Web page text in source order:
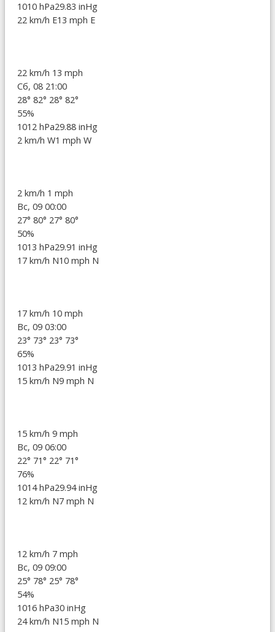
1010 hPa29.83 inHg
22 km/h E13 mph E
22 km/h 13 mph
Сб, 08 21:00
28° 82° 28° 82°
55%
1012 hPa29.88 inHg
2 km/h W1 mph W
2 km/h 1 mph
Вс, 09 00:00
27° 80° 27° 80°
50%
1013 hPa29.91 inHg
17 km/h N10 mph N
17 km/h 10 mph
Вс, 09 03:00
23° 73° 23° 73°
65%
1013 hPa29.91 inHg
15 km/h N9 mph N
15 km/h 9 mph
Вс, 09 06:00
22° 71° 22° 71°
76%
1014 hPa29.94 inHg
12 km/h N7 mph N
12 km/h 7 mph
Вс, 09 09:00
25° 78° 25° 78°
54%
1016 hPa30 inHg
24 km/h N15 mph N